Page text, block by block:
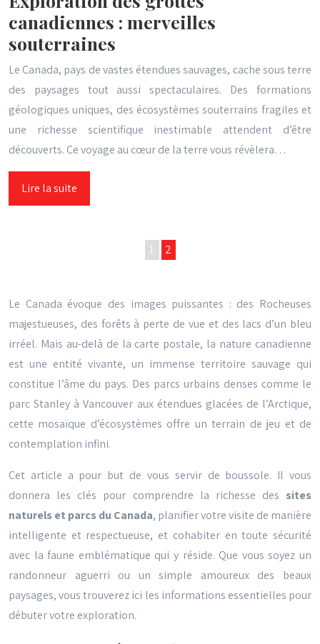
canadiennes : merveilles
souterraines
Le Canada, pays de vastes étendues sauvages, cache sous terre
des paysages tout aussi spectaculaires. Des formations
géologiques uniques, des écosystèmes souterrains fragiles et
une richesse scientifique inestimable attendent d’être
découverts. Ce voyage au cœur de la terre vous révèlera…
Lire la suite
1 2
Le Canada évoque des images puissantes : des Rocheuses
majestueuses, des forêts à perte de vue et des lacs d’un bleu
irréel. Mais au-delà de la carte postale, la nature canadienne
est une entité vivante, un immense territoire sauvage qui
constitue l’âme du pays. Des parcs urbains denses comme le
parc Stanley à Vancouver aux étendues glacées de l’Arctique,
cette mosaïque d’écosystèmes offre un terrain de jeu et de
contemplation infini.
Cet article a pour but de vous servir de boussole. Il vous
donnera les clés pour comprendre la richesse des sites
naturels et parcs du Canada, planifier votre visite de manière
intelligente et respectueuse, et cohabiter en toute sécurité
avec la faune emblématique qui y réside. Que vous soyez un
randonneur aguerri ou un simple amoureux des beaux
paysages, vous trouverez ici les informations essentielles pour
débuter votre exploration.